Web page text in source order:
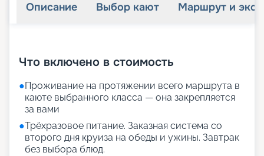
Описание Выбор кают Маршрут и
Что включено в стоимость
●Проживание на протяжении всего маршрута в
каюте выбранного класса — она закрепляется
за вами
●Трёхразовое питание. Заказная система со
второго дня круиза на обеды и ужины. Завтрак
без выбора блюд.